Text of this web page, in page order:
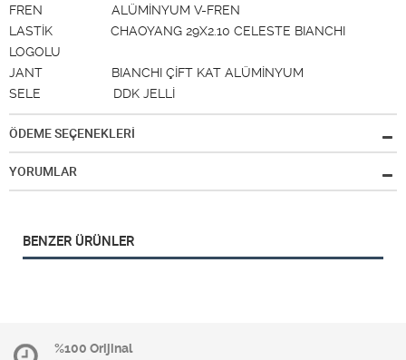
FREN ALÜMİNYUM V-FREN
LASTİK CHAOYANG 29X2.10 CELESTE BIANCHI
LOGOLU
JANT BIANCHI ÇİFT KAT ALÜMİNYUM
SELE DDK JELLİ
ÖDEME SEÇENEKLERİ
YORUMLAR
BENZER ÜRÜNLER
%100 Orijinal